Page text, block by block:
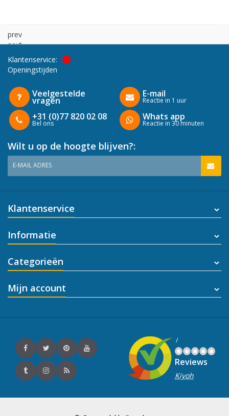
prev
next
Klantenservice:
Openingstijden
Veelgestelde
vragen
+31 (0)77 820 02 08
Bel ons
E-mail
Reactie in 1 uur
Whats app
Reactie in 30 minuten
Wilt u op de hoogte blijven?:
E-MAIL ADRES
Klantenservice
Informatie
Categorieën
Mijn account
/
Reviews
Kiyoh